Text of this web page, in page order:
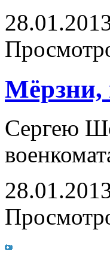
Мёрзни,
Сергею